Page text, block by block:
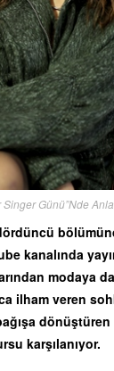
Günü”Nde
kanalında
modaya
ilham veren
karşılanıyor.